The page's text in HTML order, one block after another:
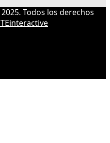
Todos los derechos